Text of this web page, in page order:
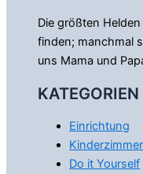
Die größten
finden; manchmal
uns Mama und
KATEGORIEN
Einrichtung
Kinderzimmer
Do it Yourself